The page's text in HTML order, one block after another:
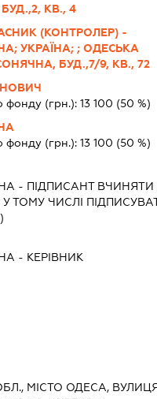
КВ., 4
(КОНТРОЛЕР) -
УКРАЇНА; ; ОДЕСЬКА
БУД.,7/9, КВ., 72
фонду (грн.): 13 100 (50 %)
фонду (грн.): 13 100 (50 %)
- ПІДПИСАНТВЧИНЯТИ
ТОМУ ЧИСЛІ
- КЕРІВНИК
МІСТО ОДЕСА,